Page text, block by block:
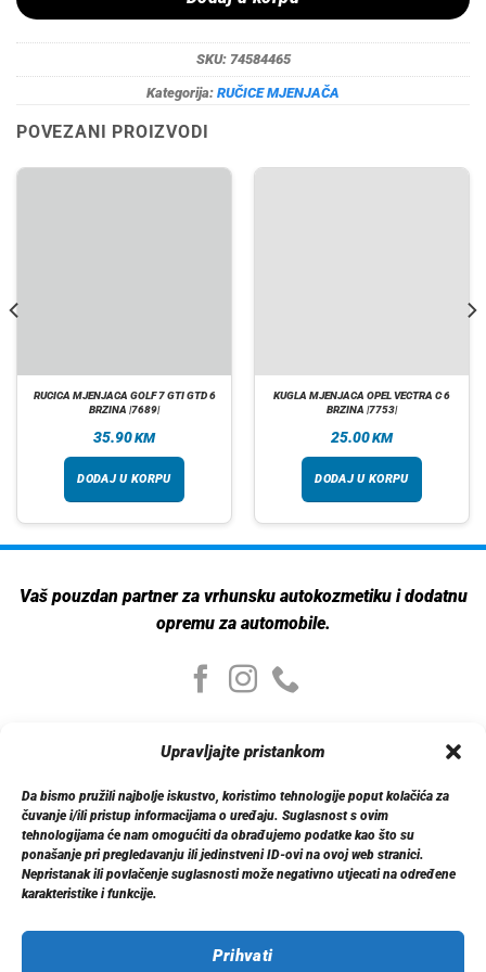
Upravljajte pristankom
Da bismo pružili najbolje iskustvo, koristimo tehnologije poput kolačića za
čuvanje i/ili pristup informacijama o uređaju. Suglasnost s ovim
tehnologijama će nam omogućiti da obrađujemo podatke kao što su
ponašanje pri pregledavanju ili jedinstveni ID-ovi na ovoj web stranici.
Nepristanak ili povlačenje suglasnosti može negativno utjecati na određene
karakteristike i funkcije.
Prihvati
SKU: 74584465
Kategorija: RUČICE MJENJAČA
POVEZANI PROIZVODI
RUCICA MJENJACA GOLF 7 GTI GTD 6
BRZINA |7689|
35.90KM
DODAJ U KORPU
KUGLA MJENJACA OPEL VECTRA C 6
BRZINA |7753|
25.00KM
DODAJ U KORPU
Vaš pouzdan partner za vrhunsku autokozmetiku i dodatnu
opremu za automobile.
Moj nalog
Moj nalog
Moje narudžbe
Detalji računa
Log out
Informacije
Politika privatnosti